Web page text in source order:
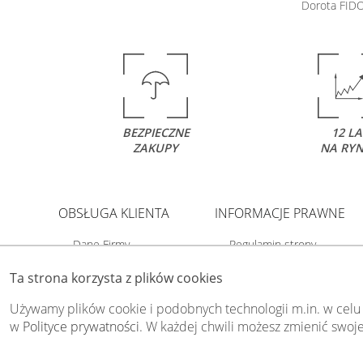
Ta strona korzysta z plików cookies
Używamy plików cookie i podobnych technologii m.in. w
w Polityce prywatności. W każdej chwili możesz zmienić
Dorota
BEZPIECZNE
ZAKUPY
12
NA
OBSŁUGA KLIENTA
Dane Firmy
Dostawa i płatność
Kody rabatowe
Kontakt
INFORMACJE PRAWNE
Regulamin strony
Odstąp od umowy tutaj